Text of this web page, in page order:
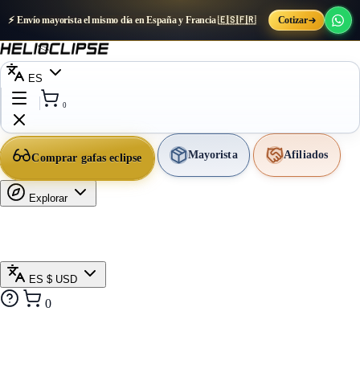
⚡ Envío mayorista el mismo día en España y Francia 🇪🇸🇫🇷 Cotizar
ES
0
Comprar gafas eclipse Mayorista Afiliados
Explorar
ES $ USD
0